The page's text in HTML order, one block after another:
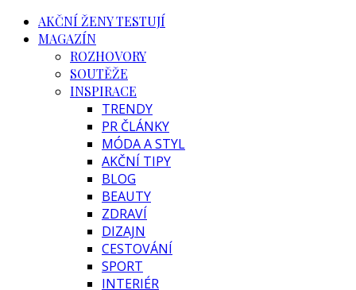
AKČNÍ ŽENY TESTUJÍ
MAGAZÍN
ROZHOVORY
SOUTĚŽE
INSPIRACE
TRENDY
PR ČLÁNKY
MÓDA A STYL
AKČNÍ TIPY
BLOG
BEAUTY
ZDRAVÍ
DIZAJN
CESTOVÁNÍ
SPORT
INTERIÉR